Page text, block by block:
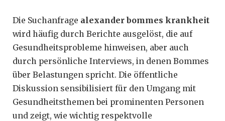
Die Suchanfrage alexander bommes krankheit
wird häufig durch Berichte ausgelöst, die auf
Gesundheitsprobleme hinweisen, aber auch
durch persönliche Interviews, in denen Bommes
über Belastungen spricht. Die öffentliche
Diskussion sensibilisiert für den Umgang mit
Gesundheitsthemen bei prominenten Personen
und zeigt, wie wichtig respektvolle